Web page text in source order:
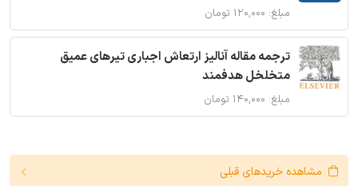
مبلغ: ۱۲۰,۰۰۰ تومان
ترجمه مقاله آنالیز ارتعاش اجباری تیرهای عمیق
متخلخل هدفمند
مبلغ: ۱۴۰,۰۰۰ تومان
مشاهده خریدهای قبلی